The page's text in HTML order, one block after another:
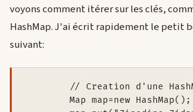
voyons comment itérer sur les clés,
HashMap. J'ai écrit rapidement le petit
suivant:
// Creation d'une
        Map map=new HashMap();